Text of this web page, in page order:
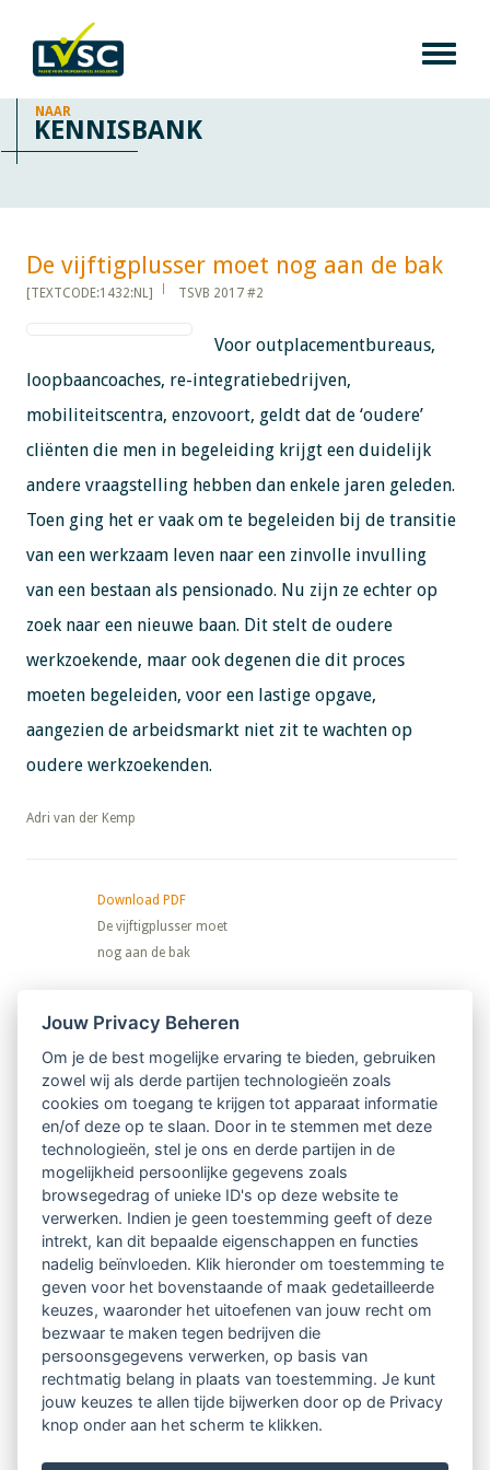
NAAR
KENNISBANK
De vijftigplusser moet nog aan de bak​​​​​​
[TEXTCODE:1432:NL] TSVB 2017 #2
Voor outplacementbureaus,
loopbaancoaches, re-integratiebedrijven,
mobiliteitscentra, enzovoort, geldt dat de ‘oudere’
cliënten die men in begeleiding krijgt een duidelijk
andere vraagstelling hebben dan enkele jaren geleden.
Toen ging het er vaak om te begeleiden bij de transitie
van een werkzaam leven naar een zinvolle invulling
van een bestaan als pensionado. Nu zijn ze echter op
zoek naar een nieuwe baan. Dit stelt de oudere
werkzoekende, maar ook degenen die dit proces
moeten begeleiden, voor een lastige opgave,
aangezien de arbeidsmarkt niet zit te wachten op
oudere werkzoekenden.
​​​​​​​Adri van der Kemp
Download PDF
De vijftigplusser moet
nog aan de bak
Nieuwsbrief
Ontvang 10 x per jaar de LVSC-
relatienieuwsbrief met o.a.:
vrij toegankelijke TsvB-artikelen
nieuws op het vlak van professioneel
begeleiden
informatie over LVSC-activiteiten
Aanmelden nieuwsbrief
Jouw Privacy Beheren
Om je de best mogelijke ervaring te bieden, gebruiken
zowel wij als derde partijen technologieën zoals
cookies om toegang te krijgen tot apparaat informatie
en/of deze op te slaan. Door in te stemmen met deze
technologieën, stel je ons en derde partijen in de
mogelijkheid persoonlijke gegevens zoals
browsegedrag of unieke ID's op deze website te
verwerken. Indien je geen toestemming geeft of deze
intrekt, kan dit bepaalde eigenschappen en functies
nadelig beïnvloeden. Klik hieronder om toestemming te
geven voor het bovenstaande of maak gedetailleerde
keuzes, waaronder het uitoefenen van jouw recht om
bezwaar te maken tegen bedrijven die
persoonsgegevens verwerken, op basis van
rechtmatig belang in plaats van toestemming. Je kunt
jouw keuzes te allen tijde bijwerken door op de Privacy
knop onder aan het scherm te klikken.